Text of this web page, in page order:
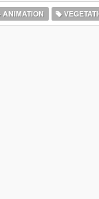
ANIMATION